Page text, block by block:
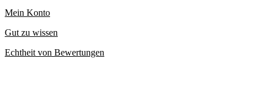
Mein Konto
Gut zu wissen
Echtheit von Bewertungen